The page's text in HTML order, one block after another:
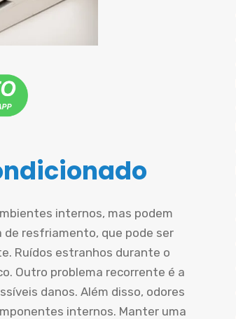
internos, mas podem
resfriamento, que pode ser
Ruídos estranhos durante o
Outro problema recorrente é a
danos. Além disso, odores
internos. Manter uma